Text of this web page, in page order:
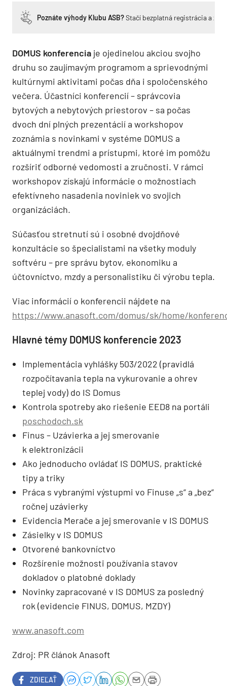
Poznáte výhody Klubu ASB?Stačí bezplatná registrácia a
DOMUS konferencia je ojedinelou akciou svojho
druhu so zaujímavým programom a sprievodnými
kultúrnymi aktivitami počas dňa i spoločenského
večera. Účastníci konferencií – správcovia
bytových a nebytových priestorov – sa počas
dvoch dní plných prezentácií a workshopov
zoznámia s novinkami v systéme DOMUS a
aktuálnymi trendmi a prístupmi, ktoré im pomôžu
rozšíriť odborné vedomosti a zručnosti. V rámci
workshopov získajú informácie o možnostiach
efektívneho nasadenia noviniek vo svojich
organizáciách.
Súčasťou stretnutí sú i osobné dvojdňové
konzultácie so špecialistami na všetky moduly
softvéru – pre správu bytov, ekonomiku a
účtovníctvo, mzdy a personalistiku či výrobu tepla.
Viac informácií o konferencii nájdete na
https://www.anasoft.com/domus/sk/home/
Hlavné témy DOMUS konferencie 2023
Implementácia vyhlášky 503/2022 (pravidlá
rozpočítavania tepla na vykurovanie a ohrev
teplej vody) do IS Domus
Kontrola spotreby ako riešenie EED8 na portáli
poschodoch.sk
Finus – Uzávierka a jej smerovanie
k elektronizácii
Ako jednoducho ovládať IS DOMUS, praktické
tipy a triky
Práca s vybranými výstupmi vo Finuse „s“ a „bez“
ročnej uzávierky
Evidencia Merače a jej smerovanie v IS DOMUS
Zásielky v IS DOMUS
Otvorené bankovníctvo
Rozšírenie možnosti používania stavov
dokladov o platobné doklady
Novinky zapracované v IS DOMUS za posledný
rok (evidencie FINUS, DOMUS, MZDY)
www.anasoft.com
Zdroj: PR článok Anasoft
ZDIEĽAŤ